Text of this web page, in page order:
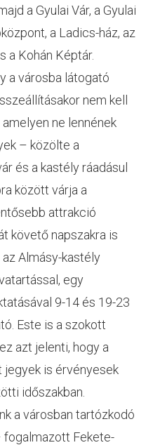
a Gyulai Vár, a Gyulai
a Ladics-ház, az
a Kohán Képtár.
a városba látogató
nem kell
ne lennének
– közölte a
és a kastély ráadásul
között várja a
attrakció
követő napszakra is
Almásy-kastély
egy
9-14 és 19-23
Este is a szokott
azt jelenti, hogy a
is érvényesek
időszakban.
a városban tartózkodó
fogalmazott Fekete-